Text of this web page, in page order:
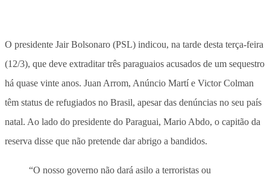
O presidente Jair Bolsonaro (PSL) indicou, na tarde desta terça-feira
(12/3), que deve extraditar três paraguaios acusados de um sequestro
há quase vinte anos. Juan Arrom, Anúncio Martí e Victor Colman
têm status de refugiados no Brasil, apesar das denúncias no seu país
natal. Ao lado do presidente do Paraguai, Mario Abdo, o capitão da
reserva disse que não pretende dar abrigo a bandidos.
“O nosso governo não dará asilo a terroristas ou